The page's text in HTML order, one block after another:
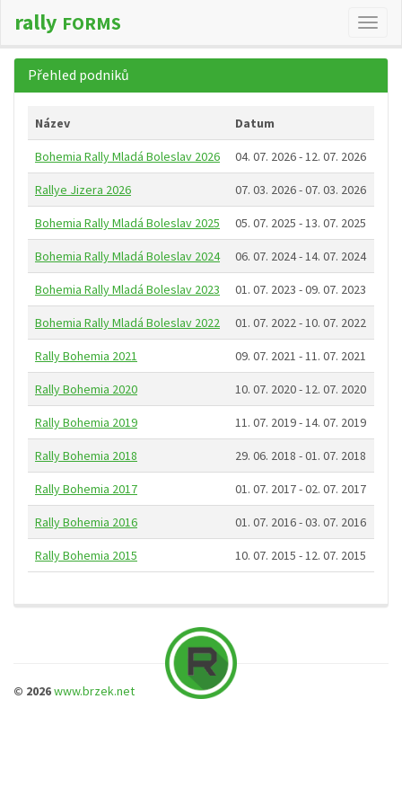
Změna
rally FORMS
Přehled podniků
Název Datum
Bohemia Rally Mladá Boleslav 2026 04. 07. 2026 - 12. 07. 2026
Rallye Jizera 2026 07. 03. 2026 - 07. 03. 2026
Bohemia Rally Mladá Boleslav 2025 05. 07. 2025 - 13. 07. 2025
Bohemia Rally Mladá Boleslav 2024 06. 07. 2024 - 14. 07. 2024
Bohemia Rally Mladá Boleslav 2023 01. 07. 2023 - 09. 07. 2023
Bohemia Rally Mladá Boleslav 2022 01. 07. 2022 - 10. 07. 2022
Rally Bohemia 2021 09. 07. 2021 - 11. 07. 2021
Rally Bohemia 2020 10. 07. 2020 - 12. 07. 2020
Rally Bohemia 2019 11. 07. 2019 - 14. 07. 2019
Rally Bohemia 2018 29. 06. 2018 - 01. 07. 2018
Rally Bohemia 2017 01. 07. 2017 - 02. 07. 2017
Rally Bohemia 2016 01. 07. 2016 - 03. 07. 2016
Rally Bohemia 2015 10. 07. 2015 - 12. 07. 2015
© 2026www.brzek.net